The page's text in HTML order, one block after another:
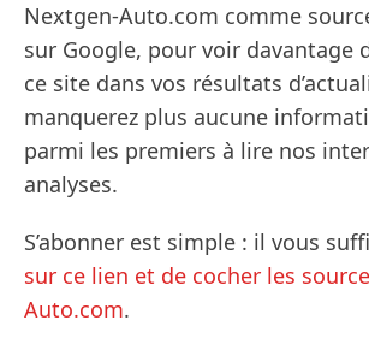
Nextgen-Auto.com comme
sur Google, pour voir davantage
ce site dans vos résultats
manquerez plus aucune
parmi les premiers à lire nos
analyses.
S’abonner est simple : il vous
sur ce lien et de cocher les
Auto.com.